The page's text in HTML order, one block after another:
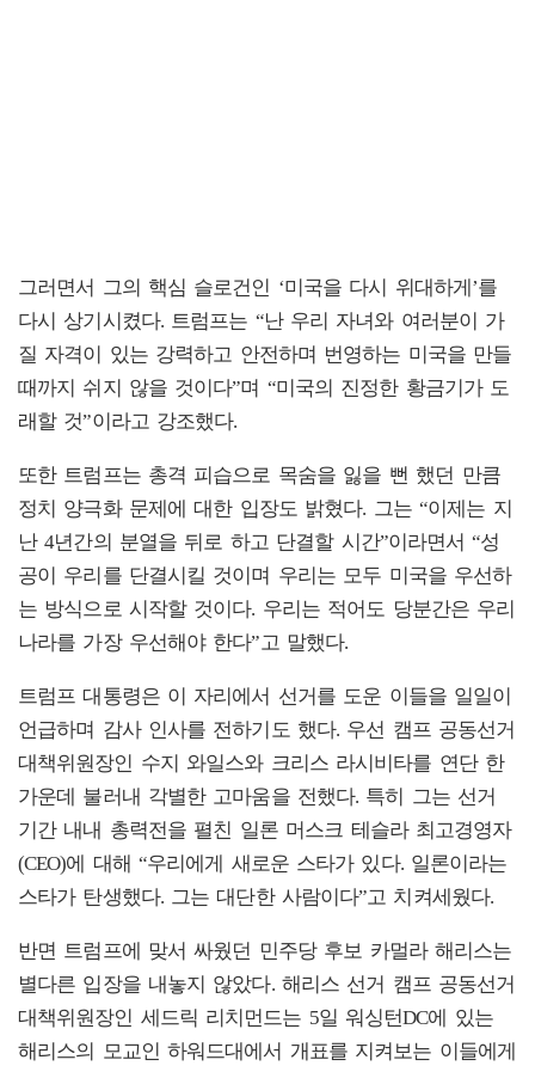
그러면서 그의 핵심 슬로건인 ‘미국을 다시 위대하게’를
다시 상기시켰다. 트럼프는 “난 우리 자녀와 여러분이 가
질 자격이 있는 강력하고 안전하며 번영하는 미국을 만들
때까지 쉬지 않을 것이다”며 “미국의 진정한 황금기가 도
래할 것”이라고 강조했다.
또한 트럼프는 총격 피습으로 목숨을 잃을 뻔 했던 만큼
정치 양극화 문제에 대한 입장도 밝혔다. 그는 “이제는 지
난 4년간의 분열을 뒤로 하고 단결할 시간”이라면서 “성
공이 우리를 단결시킬 것이며 우리는 모두 미국을 우선하
는 방식으로 시작할 것이다. 우리는 적어도 당분간은 우리
나라를 가장 우선해야 한다”고 말했다.
트럼프 대통령은 이 자리에서 선거를 도운 이들을 일일이
언급하며 감사 인사를 전하기도 했다. 우선 캠프 공동선거
대책위원장인 수지 와일스와 크리스 라시비타를 연단 한
가운데 불러내 각별한 고마움을 전했다. 특히 그는 선거
기간 내내 총력전을 펼친 일론 머스크 테슬라 최고경영자
(CEO)에 대해 “우리에게 새로운 스타가 있다. 일론이라는
스타가 탄생했다. 그는 대단한 사람이다”고 치켜세웠다.
반면 트럼프에 맞서 싸웠던 민주당 후보 카멀라 해리스는
별다른 입장을 내놓지 않았다. 해리스 선거 캠프 공동선거
대책위원장인 세드릭 리치먼드는 5일 워싱턴DC에 있는
해리스의 모교인 하워드대에서 개표를 지켜보는 이들에게